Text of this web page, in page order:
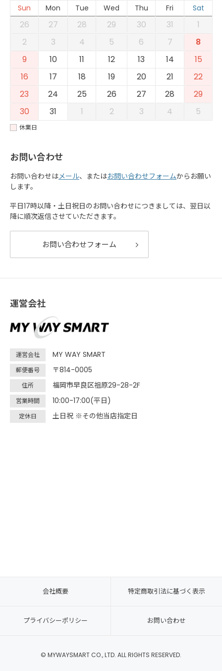
Sun
Mon Tue Wed Thu Fri Sat
26 27 28 29 30 31
1
2
3 4 5 6 7
8
9
10 11 12 13 14
15
16
17 18 19 20 21
22
23
24 25 26 27 28
29
30
31 1 2 3 4 5
休業日
お問い合わせ
お問い合わせはメール、またはお問い合わせフォームからお願い
します。
平日17時以降・土日祝日のお問い合わせにつきましては、翌日以
降に順次返信させていただきます。
お問い合わせフォーム
運営会社
運営会社 MY WAY SMART
郵便番号 〒814-0005
住所 福岡市早良区祖原29-28-2F
営業時間 10:00-17:00(平日)
定休日 土日祝 ※その他当店指定日
会社概要 特定商取引法に基づく表示
プライバシーポリシー お問い合わせ
© MYWAYSMART CO., LTD. ALL RIGHTS RESERVED.